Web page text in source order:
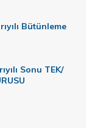
Bütünleme
Sonu TEK/